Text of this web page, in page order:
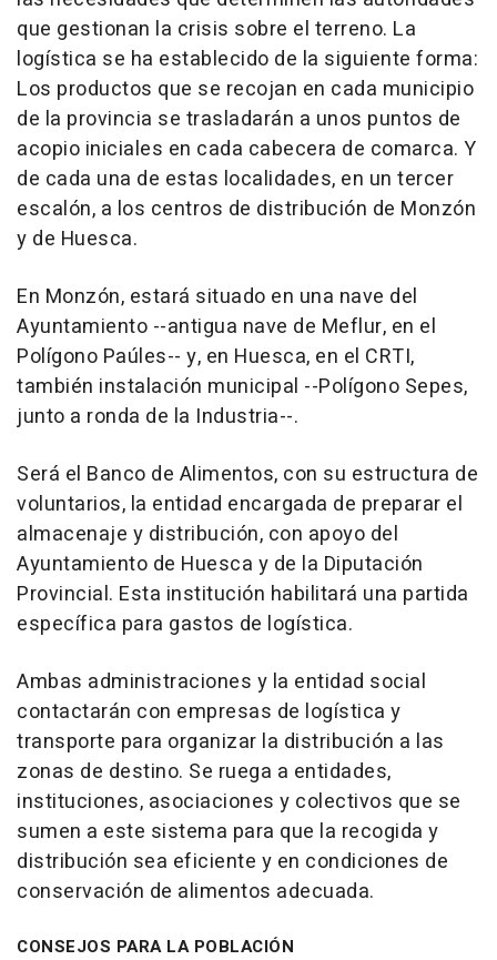
que gestionan la crisis sobre el terreno. La
logística se ha establecido de la siguiente forma:
Los productos que se recojan en cada municipio
de la provincia se trasladarán a unos puntos de
acopio iniciales en cada cabecera de comarca. Y
de cada una de estas localidades, en un tercer
escalón, a los centros de distribución de Monzón
y de Huesca.
En Monzón, estará situado en una nave del
Ayuntamiento --antigua nave de Meflur, en el
Polígono Paúles-- y, en Huesca, en el CRTI,
también instalación municipal --Polígono Sepes,
junto a ronda de la Industria--.
Será el Banco de Alimentos, con su estructura de
voluntarios, la entidad encargada de preparar el
almacenaje y distribución, con apoyo del
Ayuntamiento de Huesca y de la Diputación
Provincial. Esta institución habilitará una partida
específica para gastos de logística.
Ambas administraciones y la entidad social
contactarán con empresas de logística y
transporte para organizar la distribución a las
zonas de destino. Se ruega a entidades,
instituciones, asociaciones y colectivos que se
sumen a este sistema para que la recogida y
distribución sea eficiente y en condiciones de
conservación de alimentos adecuada.
CONSEJOS PARA LA POBLACIÓN